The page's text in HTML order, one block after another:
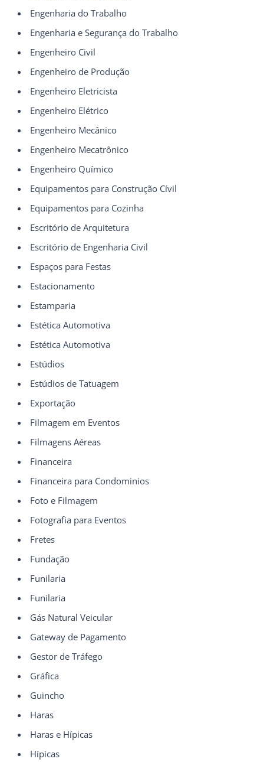
Engenharia do Trabalho
Engenharia e Segurança do Trabalho
Engenheiro Civil
Engenheiro de Produção
Engenheiro Eletricista
Engenheiro Elétrico
Engenheiro Mecânico
Engenheiro Mecatrônico
Engenheiro Químico
Equipamentos para Construção Cívil
Equipamentos para Cozinha
Escritório de Arquitetura
Escritório de Engenharia Civil
Espaços para Festas
Estacionamento
Estamparia
Estética Automotiva
Estética Automotiva
Estúdios
Estúdios de Tatuagem
Exportação
Filmagem em Eventos
Filmagens Aéreas
Financeira
Financeira para Condominios
Foto e Filmagem
Fotografia para Eventos
Fretes
Fundação
Funilaria
Funilaria
Gás Natural Veicular
Gateway de Pagamento
Gestor de Tráfego
Gráfica
Guincho
Haras
Haras e Hípicas
Hípicas